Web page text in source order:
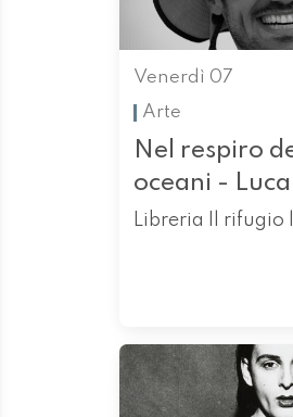
Venerdì 07
Arte
Nel respiro
oceani -
Libreria Il rifugio